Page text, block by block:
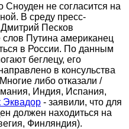
Сноуден не согласится на
В среду пресс-
Дмитрий Песков
Путина американец
в России. По данным
беглецу, его
в консульства
либо отказали /
Индия, Испания,
Эквадор - заявили, что для
должен находиться на
Финляндия).